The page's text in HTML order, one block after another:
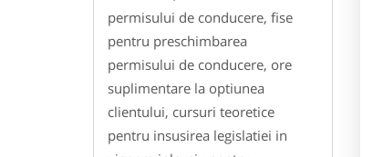
permisului de conducere, fise
pentru preschimbarea
permisului de conducere, ore
suplimentare la optiunea
clientului, cursuri teoretice
pentru insusirea legislatiei in